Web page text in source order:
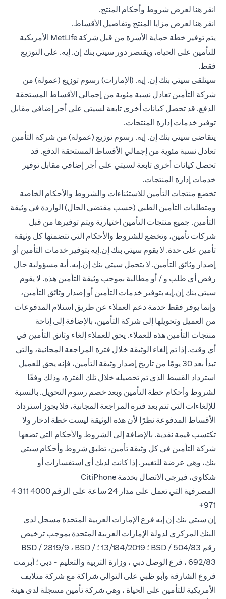
انقر هنا opens in a new tab
لعرض شروط وأحكام المنتج.
انقر هنا opens in a new tab
لعرض مزايا المنتج وتفاصيل الأقساط.
يتم توفير خطة حماية الأسرة من قبل شركة MetLife الأمريكية
للتأمين على الحياة، ويقتصر دور سيتي بنك إن. إيه. على التوزيع
فقط.
سيتلقى سيتي بنك إن. إيه. (الإمارات) رسوم توزيع (عمولة) من
شركة التأمين تعادل نسبة مئوية من إجمالي الأقساط المستحقة
الدفع. قد تحصل كيانات أخرى تابعة لسيتي على أجر إضافي مقابل
توفير خدمات إدارة المنتجات.
يتقاضى سيتي بنك إن. إيه. رسوم توزيع (عمولة) من شركة التأمين
تعادل نسبة مئوية من إجمالي الأقساط المستحقة الدفع. قد
تحصل كيانات أخرى تابعة لسيتي على أجر إضافي مقابل توفير
خدمات إدارة المنتجات.
تخضع منتجات التأمين للاستثناءات والشروط والأحكام الخاصة
ومتطلبات التأمين الطبي (حسب مقتضى الحال) الواردة في وثيقة
التأمين. جميع منتجات التأمين اختيارية ويتم توفيرها من قبل
شركات تأمين، وتخضع للشروط والأحكام التي تتضمنها كل وثيقة
تأمين على حدة. لا يقوم سيتي بنك إن.إيه بتوفير خدمات التأمين أو
إصدار وثائق التأمين. لا يتحمل سيتي بنك إن.إيه. أية مسؤولية حال
رفض أي طلب و / أو مطالبة بموجب وثيقة التأمين هذه. لا يقوم
سيتي بنك إن.إيه بتوفير خدمات التأمين أو إصدار وثائق التأمين،
وإنما يوفر فقط خدمة دعم العملاء عن طريق استلام المدفوعات
من العميل وتحويلها إلى شركة التأمين، بالإضافة إلى إتاحة
منتجات التأمين هذه للعملاء. يحق للعملاء إلغاء وثائق التأمين في
أي وقت. إذا تم إلغاء الوثيقة خلال فترة المراجعة المجانية، والتي
تبدأ بعد 30 يومًا من تاريخ إصدار وثيقة التأمين، فإنه يحق للعميل
استرداد القسط الذي تم تحصيله خلال تلك الفترة، وذلك وفقًا
لشروط وأحكام خطة التأمين وبعد خصم رسوم التحويل. بالنسبة
للإلغاءات التي تتم بعد فترة المراجعة المجانية، فلا يجوز استرداد
الأقساط المدفوعة نظرًا لأن هذه الوثيقة ليست خطة ادخار ولا
تكتسب قيمة نقدية. بالإضافة إلى الشروط والأحكام التي تضعها
شركة التأمين في كل وثيقة تأمين، تطبق شروط وأحكام سيتي
بنك، وهي عرضة للتغيير. إذا كانت لديك أي استفسارات أو
شكاوى، فيرجى الاتصال بخدمة CitiPhone
المصرفية التي تعمل على مدار 24 ساعة على
الرقم 4000 311 4
971+
إن سيتي بنك إن إيه فرع الإمارات العربية المتحدة مسجل لدى
البنك المركزي لدولة الإمارات العربية المتحدة بموجب ترخيص
رقم BSD / 504/83 ؛ 13/184/2019 ؛ BSD / 2819/9 ، BSD /
692/83 ، فرع الوصل دبي ، وزارة التربية والتعليم - دبي ؛ أبرمت
فروع الشارقة وأبو ظبي على التوالي شراكة مع شركة متلايف
الأمريكية للتأمين على الحياة ، وهي شركة تأمين مسجلة لدى هيئة